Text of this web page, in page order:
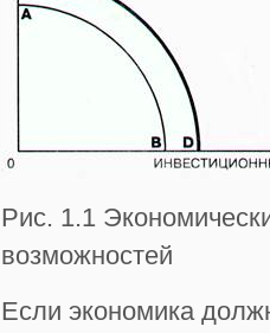
Рис. 1.1
возможностей
Если экономика